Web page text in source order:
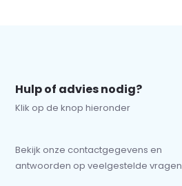
Hulp of advies nodig?
Klik op de knop hieronder
Bekijk onze contactgegevens en
antwoorden op veelgestelde vragen